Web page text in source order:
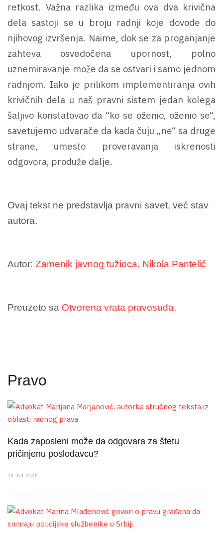
retkost. Važna razlika između ova dva krivična
dela sastoji se u broju radnji koje dovode do
njihovog izvršenja. Naime, dok se za proganjanje
zahteva osvedočena upornost, polno
uznemiravanje može da se ostvari i samo jednom
radnjom. Iako je prilikom implementiranja ovih
krivičnih dela u naš pravni sistem jedan kolega
šaljivo konstatovao da “ko se oženio, oženio se“,
savetujemo udvarače da kada čuju „ne“ sa druge
strane, umesto proveravanja iskrenosti
odgovora, produže dalje.
Ovaj tekst ne predstavlja pravni savet, već stav
autora.
Autor: Zamenik javnog tužioca, Nikola Pantelić
Preuzeto sa Otvorena vrata pravosuđa.
Pravo
Kada zaposleni može da odgovara za štetu
pričinjenu poslodavcu?
13. JUL 2026.